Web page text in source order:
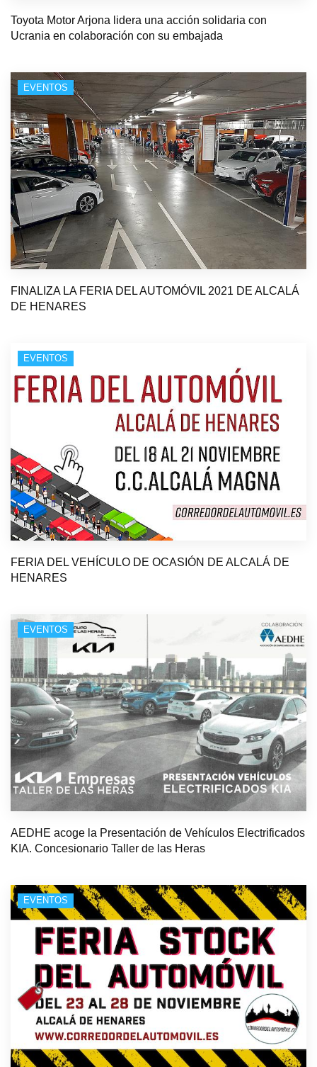
Toyota Motor Arjona lidera una acción solidaria con
Ucrania en colaboración con su embajada
EVENTOS
FINALIZA LA FERIA DEL AUTOMÓVIL 2021 DE ALCALÁ
DE HENARES
EVENTOS
FERIA DEL VEHÍCULO DE OCASIÓN DE ALCALÁ DE
HENARES
EVENTOS
AEDHE acoge la Presentación de Vehículos Electrificados
KIA. Concesionario Taller de las Heras
EVENTOS